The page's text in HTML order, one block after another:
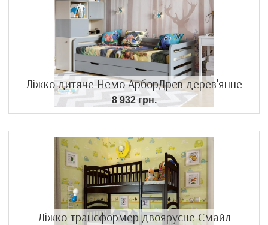
Ліжко дитяче Немо АрборДрев дерев'янне
8 932 грн.
Ліжко-трансформер двоярусне Смайл